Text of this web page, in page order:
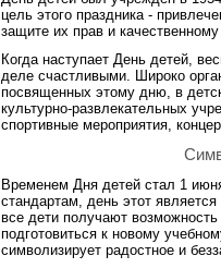
цель этого праздника -
защите их прав и
Когда наступает День детей,
деле счастливыми. Широко
посвященных этому дню, в
культурно-развлекательных
спортивные мероприятия,
Временем Дня детей стал 1
стандартам, день этот
все дети получают
подготовиться к новому
символизирует радостное и